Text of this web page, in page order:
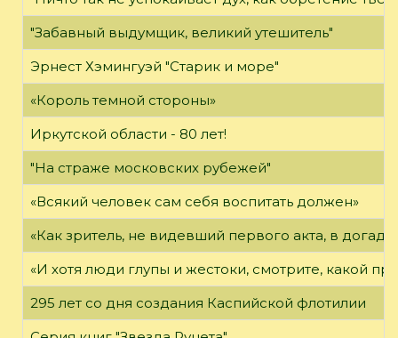
"Забавный выдумщик, великий утешитель"
Эрнест Хэмингуэй "Старик и море"
«Король темной стороны»
Иркутской области - 80 лет!
"На страже московских рубежей"
«Всякий человек сам себя воспитать должен»
«Как зритель, не видевший первого акта, в
«И хотя люди глупы и жестоки, смотрите, какой
295 лет со дня создания Каспийской флотилии